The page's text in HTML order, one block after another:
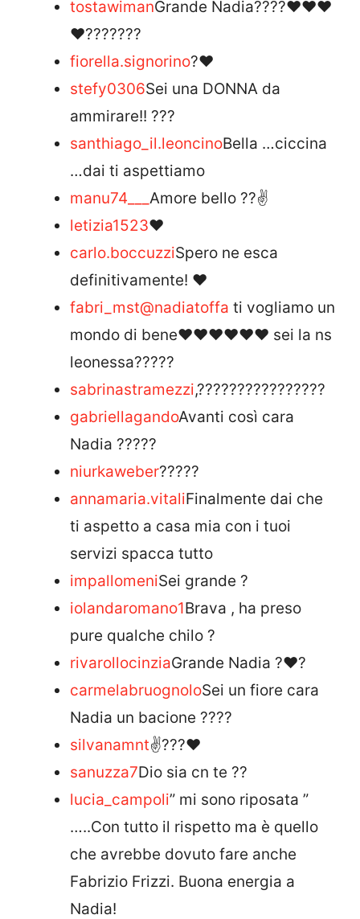
tostawimanGrande Nadia????❤❤❤
❤???????
fiorella.signorino?❤️
stefy0306Sei una DONNA da
ammirare!! ???
santhiago_il.leoncinoBella …ciccina
…dai ti aspettiamo
manu74___ Amore bello ??✌️
letizia1523❤
carlo.boccuzziSpero ne esca
definitivamente! ❤️
fabri_mst@nadiatoffa ti vogliamo un
mondo di bene❤️❤️❤️❤️❤️❤️ sei la ns
leonessa?????
sabrinastramezzi,????????????????
gabriellagandoAvanti così cara
Nadia ?????
niurkaweber?????
annamaria.vitaliFinalmente dai che
ti aspetto a casa mia con i tuoi
servizi spacca tutto
impallomeniSei grande ?
iolandaromano1Brava , ha preso
pure qualche chilo ?
rivarollocinziaGrande Nadia ?❤?
carmelabruognoloSei un fiore cara
Nadia un bacione ????
silvanamnt✌???❤
sanuzza7Dio sia cn te ??
lucia_campoli” mi sono riposata ”
…..Con tutto il rispetto ma è quello
che avrebbe dovuto fare anche
Fabrizio Frizzi. Buona energia a
Nadia!